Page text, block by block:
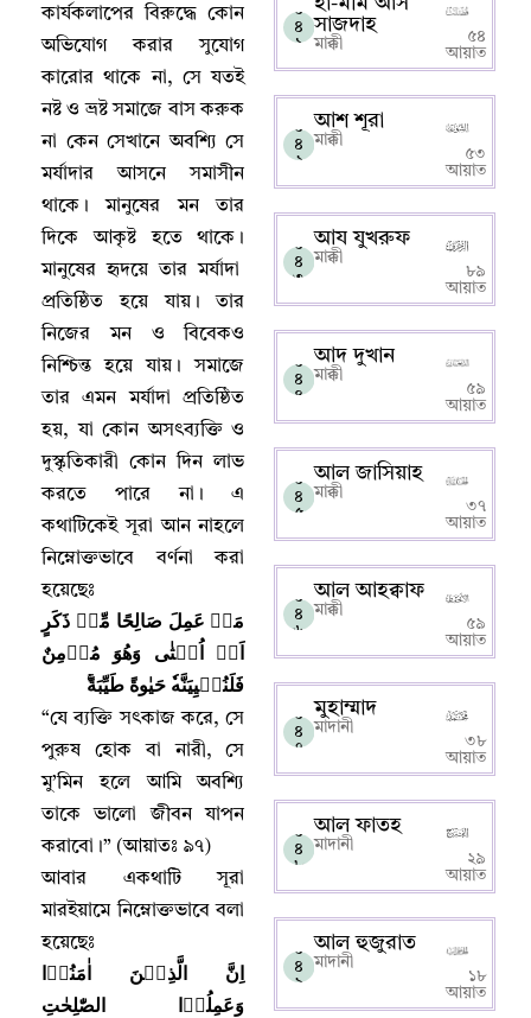
কার্যকলাপের বিরুদ্ধে কোন
অভিযোগ করার সুযোগ
কারোর থাকে না,সে যতই
নষ্ট ও ভ্রষ্ট সমাজে বাস করুক
না কেন সেখানে অবশ্যি সে
মর্যাদার আসনে সমাসীন
থাকে । মানুষের মন তার
দিকে আকৃষ্ট হতে থাকে ।
মানুষের হৃদয়ে তার মর্যাদা
প্রতিষ্ঠিত হয়ে যায়। তার
নিজের মন ও বিবেকও
নিশ্চিন্ত হয়ে যায় । সমাজে
তার এমন মর্যাদা প্রতিষ্ঠিত
হয়,যা কোন অসৎব্যক্তি ও
দুস্কৃতিকারী কোন দিন লাভ
করতে পারে না । এ
কথাটিকেই সূরা আন নাহলে
নিম্নোক্তভাবে বর্ণনা করা
হয়েছেঃ
مَنۡ عَمِلَ صَالِحًا مِّنۡ ذَكَرٍ
اَوۡ اُنۡثٰى وَهُوَ مُؤۡمِنٌ
فَلَنُحۡيِيَنَّه حَيٰوةً طَيِّبَةً‌ۚ
“যে ব্যক্তি সৎকাজ করে,সে
পুরুষ হোক বা নারী,সে
মু’মিন হলে আমি অবশ্যি
তাকে ভালো জীবন যাপন
করাবো ।” (আয়াতঃ ৯৭)
আবার একথাটি সূরা
মারইয়ামে নিম্নোক্তভাবে বলা
হয়েছেঃ
اِنَّ الَّذِيۡنَ اٰمَنُوۡا
وَعَمِلُوۡا الصّٰلِحٰتِ
০
৪
১
সাজদাহ
মাক্কী
৫৪
আয়াত
০
৪
২
আশ শূরা
মাক্কী
৫৩
আয়াত
০
৪
৩
আয যুখরুফ
মাক্কী
৮৯
আয়াত
০
৪
৪
আদ দুখান
মাক্কী
৫৯
আয়াত
০
৪
৫
আল জাসিয়াহ
মাক্কী
৩৭
আয়াত
০
৪
৬
আল আহক্বাফ
মাক্কী
৫৯
আয়াত
০
৪
৭
মুহাম্মাদ
মাদানী
৩৮
আয়াত
০
৪
৮
আল ফাতহ
মাদানী
২৯
আয়াত
০
৪
৯
আল হুজুরাত
মাদানী
১৮
আয়াত